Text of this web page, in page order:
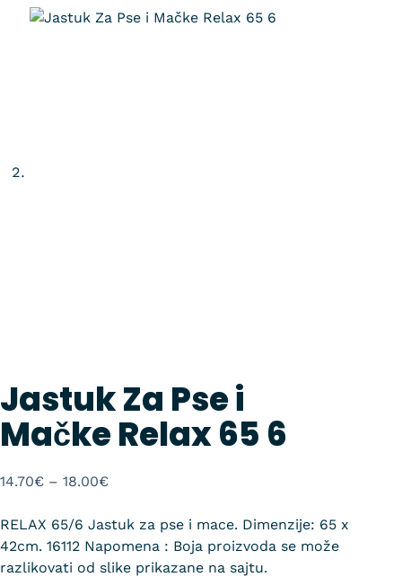
Jastuk Za Pse i
Mačke Relax 65 6
14.70€ – 18.00€
RELAX 65/6 Jastuk za pse i mace. Dimenzije: 65 x
42cm. 16112 Napomena : Boja proizvoda se može
razlikovati od slike prikazane na sajtu.